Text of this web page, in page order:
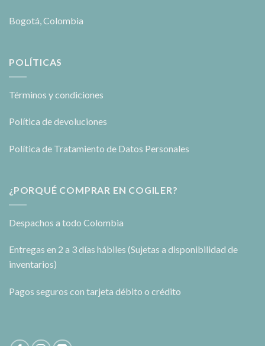
Bogotá, Colombia
POLÍTICAS
Términos y condiciones
Política de devoluciones
Política de Tratamiento de Datos Personales
¿PORQUÉ COMPRAR EN COGILER?
Despachos a todo Colombia
Entregas en 2 a 3 días hábiles (Sujetas a disponibilidad de
inventarios)
Pagos seguros con tarjeta débito o crédito